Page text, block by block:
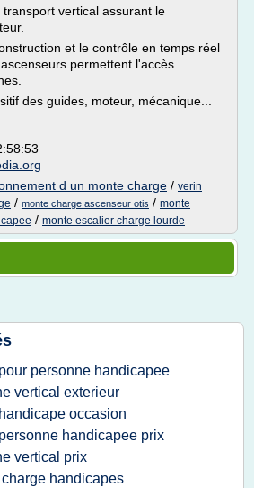
vertical assurant le
et le contrôle en temps réel
permettent l'accès
des guides, moteur, mécanique...
d un monte charge / verin
/ monte charge ascenseur otis / monte
/ monte escalier charge lourde
personne handicapee
vertical exterieur
occasion
handicapee prix
vertical prix
handicapes